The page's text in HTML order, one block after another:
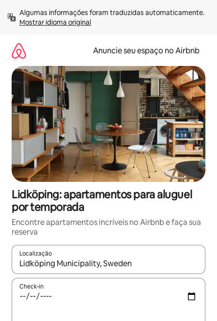
para
Mostrar idioma original
Anuncie seu espaço no Airbnb
Lidköping: apartamentos para aluguel
por temporada
Encontre apartamentos incríveis no Airbnb e faça sua
reserva
Localização
Quando os resultados estiverem disponíveis, explore-os
Check-in